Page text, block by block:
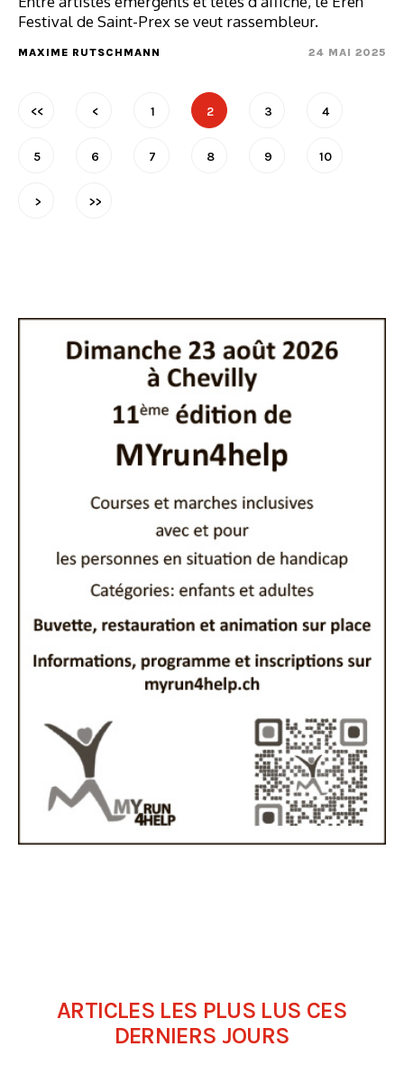
Festival de Saint-Prex se veut rassembleur.
MAXIME RUTSCHMANN 24 MAI 2025
<< < 1 2 3 4
5 6 7 8 9 10
> >>
ARTICLES LES PLUS LUS CES
DERNIERS JOURS